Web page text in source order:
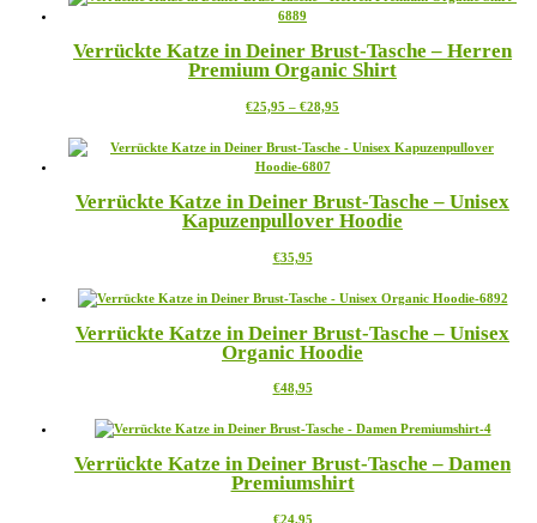
auf.
Die
der
werden
Verrückte Katze in Deiner Brust-Tasche – Herren
Premium Organic Shirt
€25,95 – €28,95
bis
weist
auf.
Die
der
gewählt
werden
Verrückte Katze in Deiner Brust-Tasche – Unisex
Kapuzenpullover Hoodie
€35,95Dieses
weist
Varianten
auf.
Optionen
auf
Produktseite
gewählt
Verrückte Katze in Deiner Brust-Tasche – Unisex
Organic Hoodie
€48,95Dieses
weist
Varianten
auf.
Verrückte Katze in Deiner Brust-Tasche – Damen
Premiumshirt
€24,95Dieses